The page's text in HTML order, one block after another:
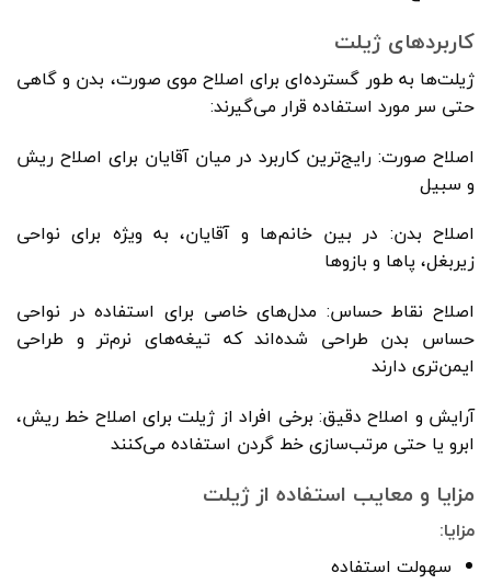
کاربردهای ژیلت
ژیلت‌ها به طور گسترده‌ای برای اصلاح موی صورت، بدن و گاهی
حتی سر مورد استفاده قرار می‌گیرند:
اصلاح صورت: رایج‌ترین کاربرد در میان آقایان برای اصلاح ریش
و سبیل
اصلاح بدن: در بین خانم‌ها و آقایان، به ویژه برای نواحی
زیربغل، پاها و بازوها
اصلاح نقاط حساس: مدل‌های خاصی برای استفاده در نواحی
حساس بدن طراحی شده‌اند که تیغه‌های نرم‌تر و طراحی
ایمن‌تری دارند
آرایش و اصلاح دقیق: برخی افراد از ژیلت برای اصلاح خط ریش،
ابرو یا حتی مرتب‌سازی خط گردن استفاده می‌کنند
مزایا و معایب استفاده از ژیلت
مزایا:
سهولت استفاده